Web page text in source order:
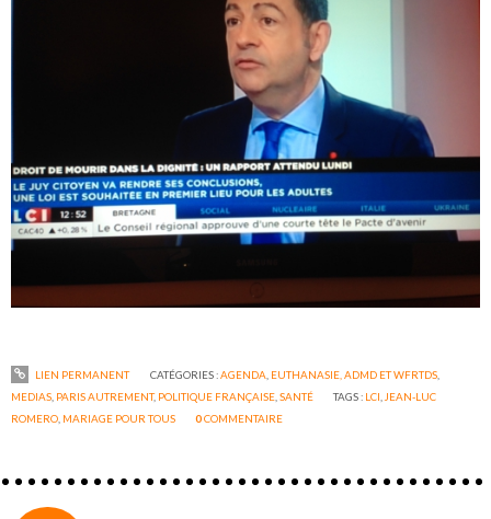
LIEN PERMANENT CATÉGORIES :AGENDA EUTHANASIE, ADMD ET WFRTDS,
MEDIAS PARIS AUTREMENT, POLITIQUE FRANÇAISE ,SANTÉ TAGS : LCI JEAN-LUC
ROMERO MARIAGE POUR TOUS 0COMMENTAIRE